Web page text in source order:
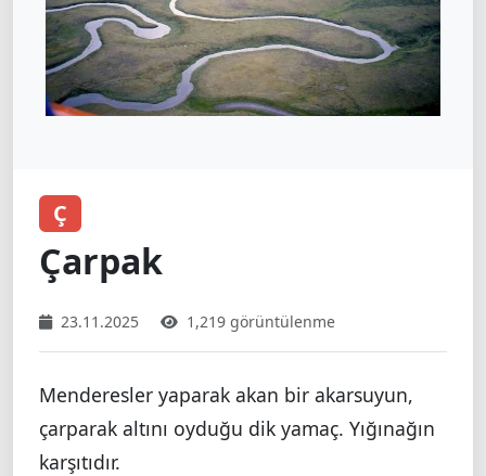
Ç
Çarpak
23.11.2025 1,219 görüntülenme
Menderesler yaparak akan bir akarsuyun,
çarparak altını oyduğu dik yamaç. Yığınağın
karşıtıdır.